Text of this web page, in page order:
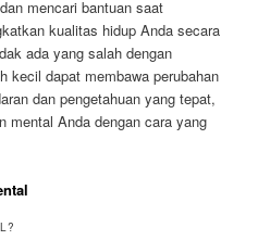
mencari bantuan saat
kualitas hidup Anda secara
ada yang salah dengan
kecil dapat membawa perubahan
dan pengetahuan yang tepat,
mental Anda dengan cara yang